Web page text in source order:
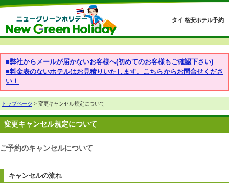
タイ 格安ホテル予約
■弊社からメールが届かないお客様へ(初めてのお客様もご確認下さい)
■料金表のないホテルはお見積りいたします。こちらからお問合せくださ
い！
トップページ > 変更キャンセル規定について
変更キャンセル規定について
ご予約のキャンセルについて
キャンセルの流れ